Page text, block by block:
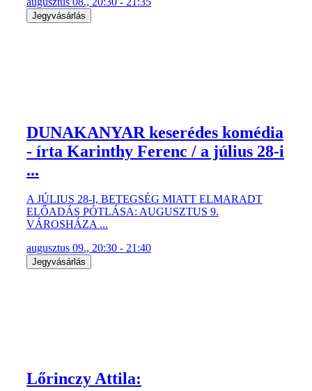
Jegyvásárlás
DUNAKANYAR keserédes komédia
- írta Karinthy Ferenc / a július 28-i
...
A JÚLIUS 28-I, BETEGSÉG MIATT ELMARADT
ELŐADÁS PÓTLÁSA: AUGUSZTUS 9.
VÁROSHÁZA ...
augusztus 09., 20:30 - 21:40
Jegyvásárlás
Lőrinczy Attila: